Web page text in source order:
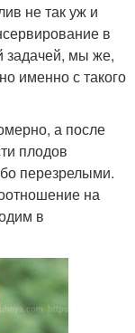
не так уж и
в
задачей, мы же,
именно с такого
а после
плодов
перезрелыми.
на
в